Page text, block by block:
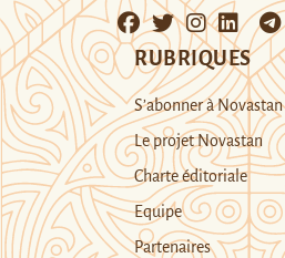
RUBRIQUES
S’abonner à Novastan
Le projet Novastan
Charte éditoriale
Equipe
Partenaires